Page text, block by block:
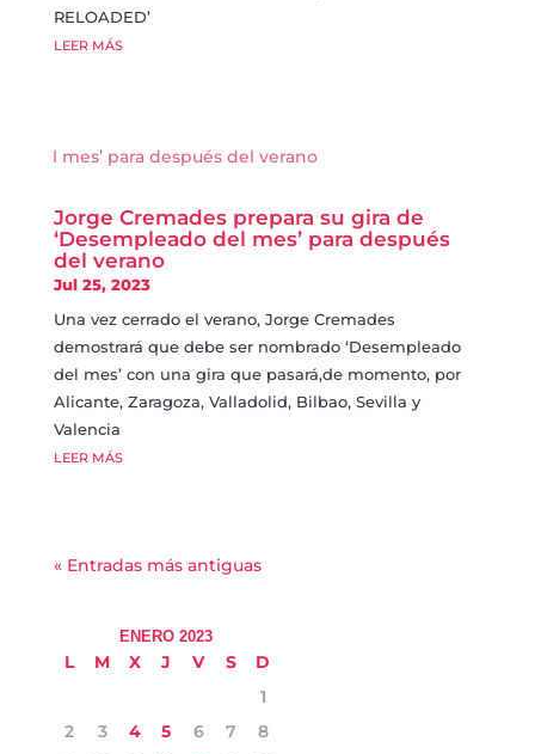
RELOADED’
LEER MÁS
Jorge Cremades prepara su gira de
‘Desempleado del mes’ para después
del verano
Jul 25, 2023
Una vez cerrado el verano, Jorge Cremades
demostrará que debe ser nombrado ‘Desempleado
del mes’ con una gira que pasará,de momento, por
Alicante, Zaragoza, Valladolid, Bilbao, Sevilla y
Valencia
LEER MÁS
« Entradas más antiguas
ENERO 2023
L M X J V S
D
1
2
3 4 5 6 7
8